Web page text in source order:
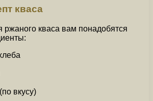
кваса
ржаного кваса вам понадобятся
вкусу)